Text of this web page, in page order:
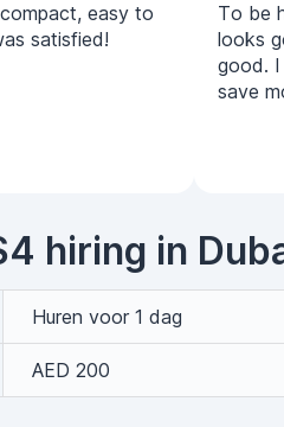
easy to
satisfied!
To be
looks
good.
save
hiring in
Huren voor 1 dag
AED 200